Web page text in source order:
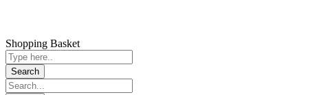
Shopping Basket